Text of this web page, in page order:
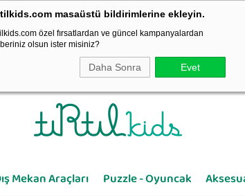
masaüstü bildirimlerine ekleyin.
özel fırsatlardan ve güncel kampanyalardan
olsun ister misiniz?
Daha Sonra Evet
Mekan Araçları Puzzle - Oyuncak